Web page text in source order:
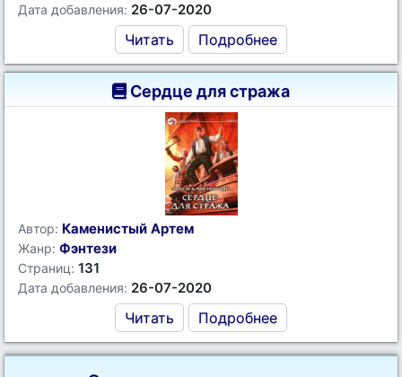
Дата добавления: 26-07-2020
Читать Подробнее
Сердце для стража
Автор: Каменистый Артем
Жанр: Фэнтези
Страниц: 131
Дата добавления: 26-07-2020
Читать Подробнее